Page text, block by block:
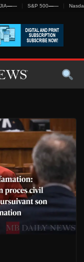
—— S&P 500——